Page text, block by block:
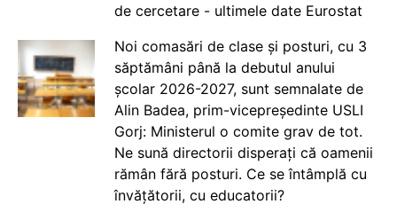
de cercetare - ultimele date Eurostat
Noi comasări de clase și posturi, cu 3
săptămâni până la debutul anului
școlar 2026-2027, sunt semnalate de
Alin Badea, prim-vicepreședinte USLI
Gorj: Ministerul o comite grav de tot.
Ne sună directorii disperați că oamenii
rămân fără posturi. Ce se întâmplă cu
învățătorii, cu educatorii?